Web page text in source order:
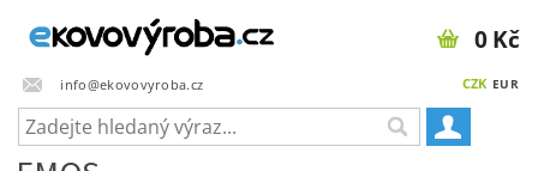
info@ekovovyroba.cz CZK EUR
0 Kč